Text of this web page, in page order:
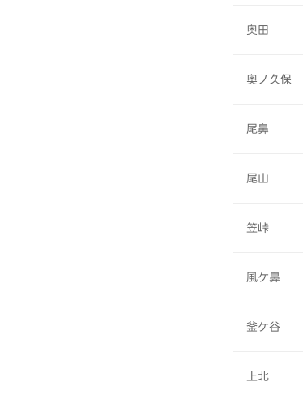
奥田
奥ノ久保
尾鼻
尾山
笠峠
風ケ鼻
釜ケ谷
上北